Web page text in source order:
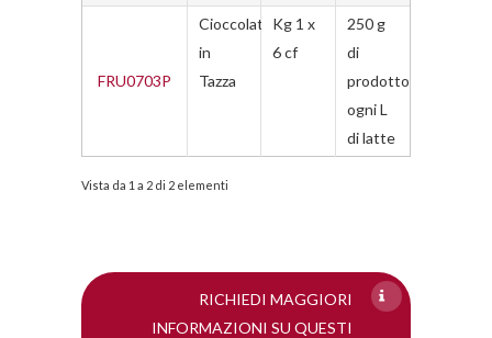
FRU0703P
Cioccolato
in
Tazza
Kg 1 x
6 cf
250 g
di
prodotto
ogni L
di latte
Vista da 1 a 2 di 2 elementi
RICHIEDI MAGGIORI
INFORMAZIONI SU QUESTI